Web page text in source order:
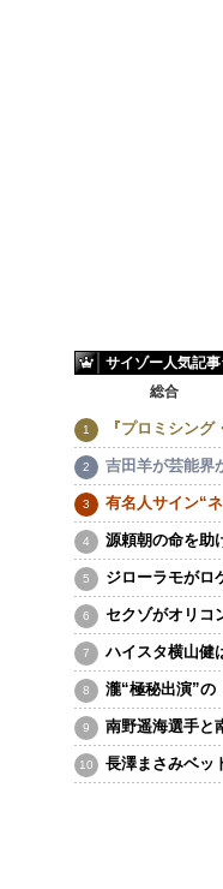
サイゾー人気記
総合
『プロミシン
吉田羊が芸能界
有名人サイン“
源頼朝の命を助
ジローラモがロ
セクゾがオリ
ハイスタ横山健
瀧“極秘出演”の
南野遥海選手と
長澤まさみベッ